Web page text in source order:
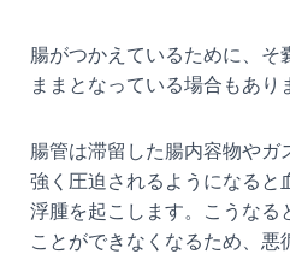
腸がつかえているために、そ
ままとなっている場合もあり
腸管は滞留した腸内容物やガ
強く圧迫されるようになると
浮腫を起こします。こうなる
ことができなくなるため、悪